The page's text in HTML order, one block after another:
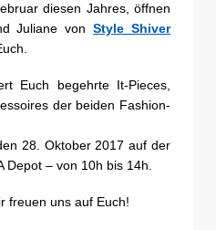
diesen Jahres, öffnen
Juliane vonStyle Shiver
Euch begehrte It-Pieces,
der beiden Fashion-
28. Oktober 2017 auf der
Depot – von 10h bis 14h.
freuen uns auf Euch!